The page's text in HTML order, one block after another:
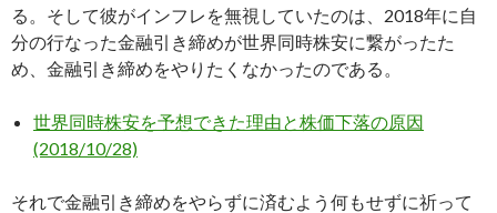
る。そして彼がインフレを無視していたのは、2018年に自
分の行なった金融引き締めが世界同時株安に繋がったた
め、金融引き締めをやりたくなかったのである。
世界同時株安を予想できた理由と株価下落の原因
(2018/10/28)
それで金融引き締めをやらずに済むよう何もせずに祈って